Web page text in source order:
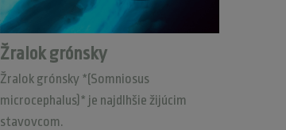
Žralok grónsky
Žralok grónsky *(Somniosus
microcephalus)* je najdlhšie žijúcim
stavovcom.